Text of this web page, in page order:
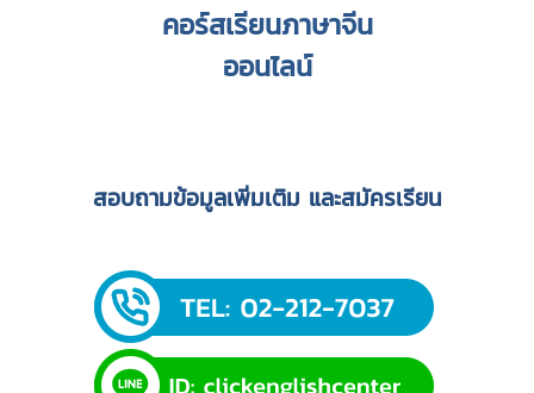
คอร์สเรียนภาษาจีน
ออนไลน์
สอบถามข้อมูลเพิ่มเติม และสมัครเรียน